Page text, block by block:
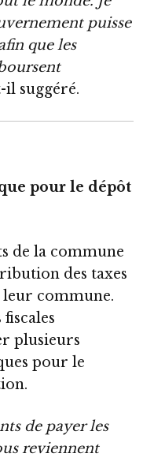
puisse
que les
il suggéré.
pour le dépôt
de la commune
des taxes
leur commune.
plusieurs
pour le
de payer les
reviennent